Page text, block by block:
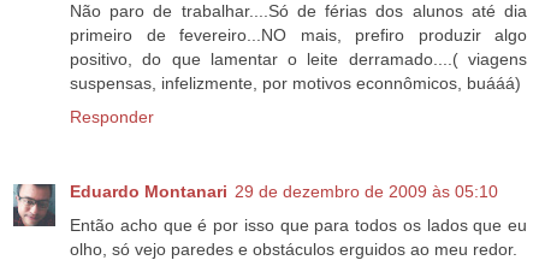
Não paro de trabalhar....Só de férias dos alunos até dia
primeiro de fevereiro...NO mais, prefiro produzir algo
positivo, do que lamentar o leite derramado....( viagens
suspensas, infelizmente, por motivos econnômicos, buááá)
Responder
Eduardo Montanari 29 de dezembro de 2009 às 05:10
Então acho que é por isso que para todos os lados que eu
olho, só vejo paredes e obstáculos erguidos ao meu redor.